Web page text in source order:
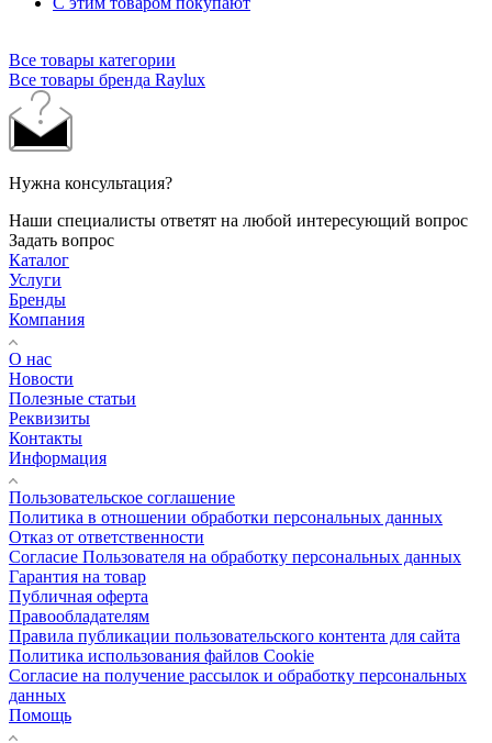
Все товары категории
Все товары бренда Raylux
Нужна консультация?
Наши специалисты ответят на любой интересующий вопрос
Задать вопрос
Каталог
Услуги
Бренды
Компания
О нас
Новости
Полезные статьи
Реквизиты
Контакты
Информация
Пользовательское соглашение
Политика в отношении обработки персональных данных
Отказ от ответственности
Согласие Пользователя на обработку персональных данных
Гарантия на товар
Публичная оферта
Правообладателям
Правила публикации пользовательского контента для сайта
Политика использования файлов Cookie
Согласие на получение рассылок и обработку персональных
данных
Помощь